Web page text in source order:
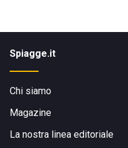
Spiagge.it
Chi siamo
Magazine
La nostra linea editoriale